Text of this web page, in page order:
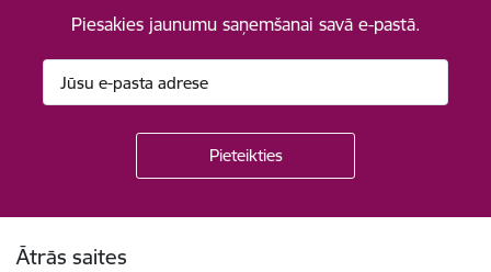
Piesakies jaunumu saņemšanai savā e-pastā.
Ātrās saites